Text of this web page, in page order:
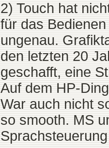
2) Touch hat
für das
ungenau.
den letzten 20
geschafft, eine
Auf dem HP-
War auch nicht
so smooth. MS